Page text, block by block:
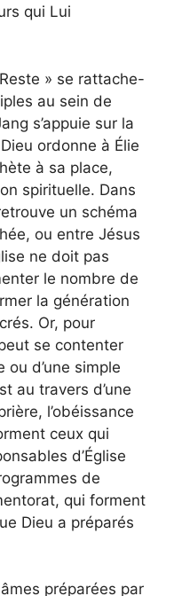
qui Lui
» se rattache-
au sein de
s’appuie sur la
ordonne à Élie
à sa place,
spirituelle. Dans
un schéma
ou entre Jésus
ne doit pas
le nombre de
la génération
Or, pour
se contenter
ou d’une simple
au travers d’une
l’obéissance
ceux qui
d’Église
de
qui forment
Dieu a préparés
préparées par